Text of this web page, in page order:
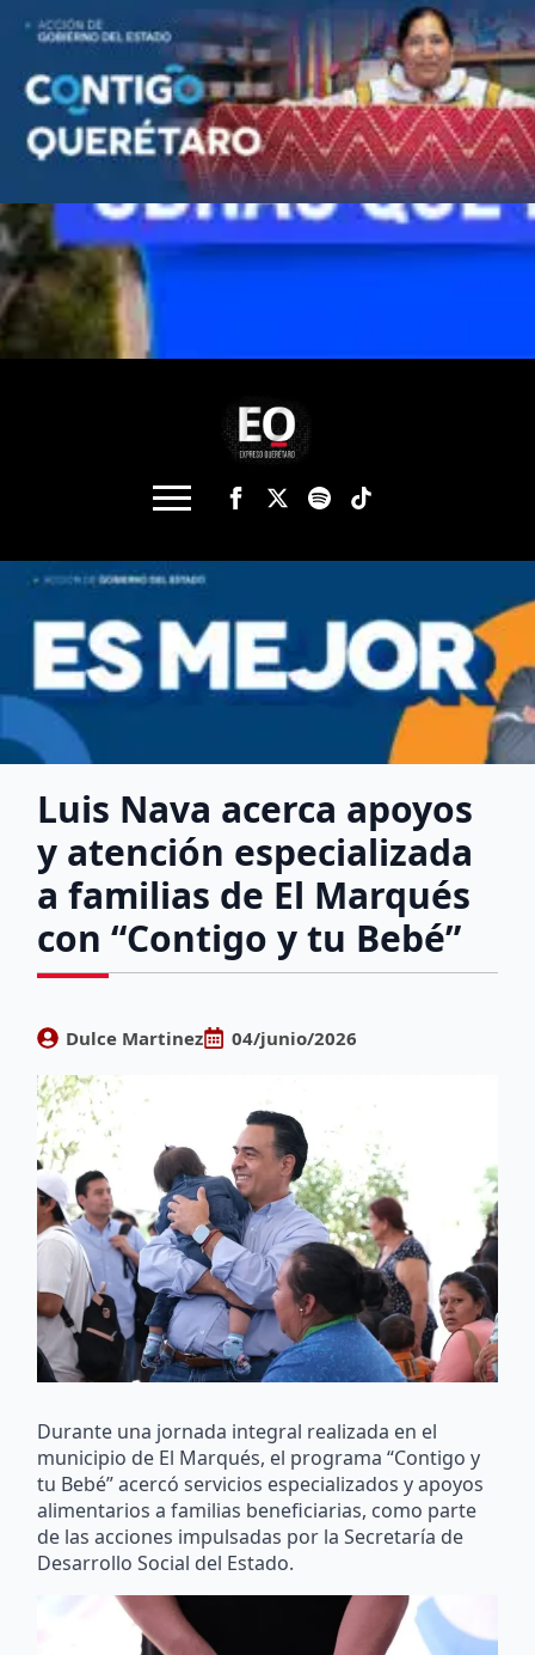
Luis Nava acerca apoyos
y atención especializada
a familias de El Marqués
con “Contigo y tu Bebé”
Dulce Martinez 04/junio/2026
Durante una jornada integral realizada en el
municipio de El Marqués, el programa “Contigo y
tu Bebé” acercó servicios especializados y apoyos
alimentarios a familias beneficiarias, como parte
de las acciones impulsadas por la Secretaría de
Desarrollo Social del Estado.